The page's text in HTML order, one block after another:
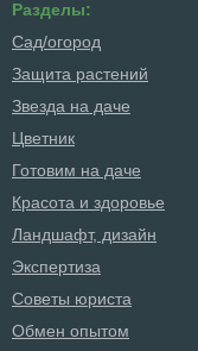
Разделы:
Сад/огород
Защита растений
Звезда на даче
Цветник
Готовим на даче
Красота и здоровье
Ландшафт, дизайн
Экспертиза
Советы юриста
Обмен опытом